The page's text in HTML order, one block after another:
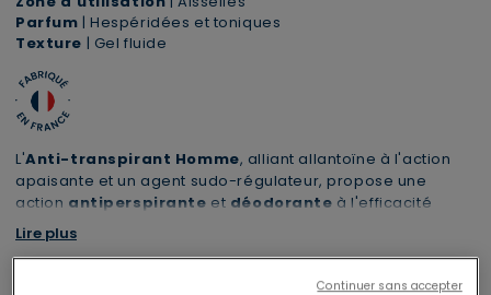
Parfum | Hespéridées et toniques
Texture | Gel fluide
L'Anti-transpirant Homme, alliant allantoïne à l'action
apaisante et un agent sudo-régulateur, propose une
action antiperspirante et déodorante à l'efficacité
prouvée. Régule efficacement et durablement la
transpiration tout au long de la journée.
Lire plus
Continuer sans accepter